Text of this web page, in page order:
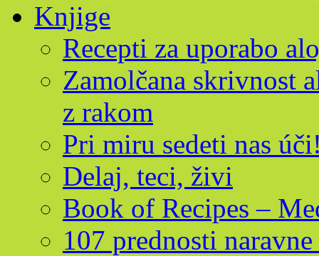
Knjige
Recepti za uporabo
Zamolčana skrivnost
z rakom
Pri miru sedeti nas
Delaj, teci, živi
Book of Recipes –
107 prednosti